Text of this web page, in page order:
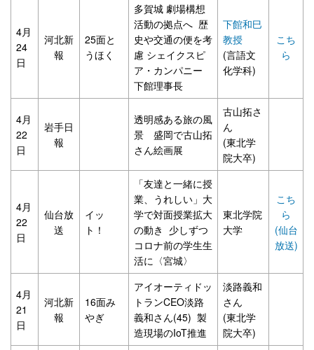
4月
24
日
河北新
報
25面と
うほく
多賀城 劇場構想
活動の拠点へ 歴
史や交通の便を考
慮 シェイクスピ
ア・カンパニー
下館理事長
下館和巳
教授
(言語文
化学科)
こち
ら
4月
22
日
岩手日
報
透明感ある旅の風
景 盛岡で古山拓
さん絵画展
古山拓さ
ん
(東北学
院大卒)
4月
22
日
仙台放
送
イッ
ト！
「友達と一緒に授
業、うれしい」大
学で対面授業拡大
の動き 少しずつ
コロナ前の学生生
活に〈宮城〉
東北学院
大学
こち
ら
(仙台
放送)
4月
21
日
河北新
報
16面み
やぎ
アイオーティドッ
トランCEO淡路
義和さん(45) 製
造現場のIoT推進
淡路義和
さん
(東北学
院大卒)